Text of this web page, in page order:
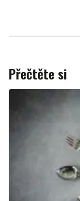
Přečtěte si